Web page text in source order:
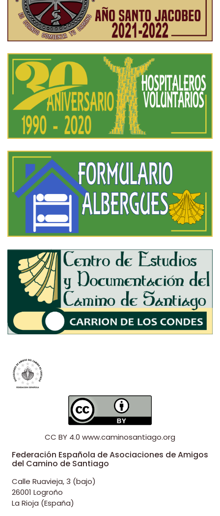
CC BY 4.0 www.caminosantiago.org
Federación Española de Asociaciones de Amigos
del Camino de Santiago
Calle Ruavieja, 3 (bajo)
26001 Logroño
La Rioja (España)